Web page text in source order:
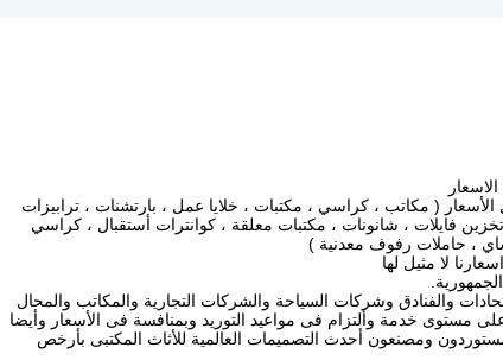
( مكاتب ، كراسي ، مكتبات ، خلايا عمل ، بارتشنات ، ترابيزات
فايلات ، شانونات ، مكتبات معلقة ، كوانترات أستقبال ، كراسي
، حاملات رفوف معدنية )
لا مثيل لها
والفنادق وشركات السياحة والشركات التجارية والمكاتب والمحال
مستوى خدمة وألتزام فى مواعيد التوريد وبمنافسة فى الأسعار وأيضا
مستوردون ومصنعون أحدث التصميمات العالمية للأثاث المكتبى بأرخص